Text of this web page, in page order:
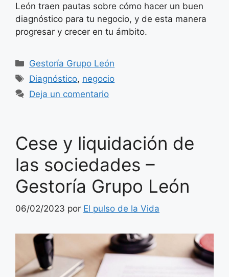
León traen pautas sobre cómo hacer un buen
diagnóstico para tu negocio, y de esta manera
progresar y crecer en tu ámbito.
Categorías
Gestoría Grupo León
Etiquetas
Diagnóstico, negocio
Deja un comentario
Cese y liquidación de
las sociedades –
Gestoría Grupo León
06/02/2023 por El pulso de la Vida